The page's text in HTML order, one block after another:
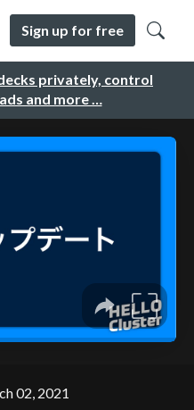
privately, control
and more …
Sign up for free
02, 2021